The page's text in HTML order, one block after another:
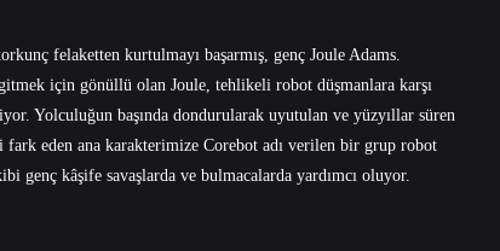
felaketten kurtulmayı başarmış, genç Joule Adams.
için gönüllü olan Joule, tehlikeli robot düşmanlara karşı
Yolculuğun başında dondurularak uyutulan ve yüzyıllar süren
fark eden ana karakterimize Corebot adı verilen bir grup robot
genç kâşife savaşlarda ve bulmacalarda yardımcı oluyor.